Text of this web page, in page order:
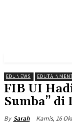
EDUNEWS
FIB UI
Sumba” di
By Sarah Kamis, 16